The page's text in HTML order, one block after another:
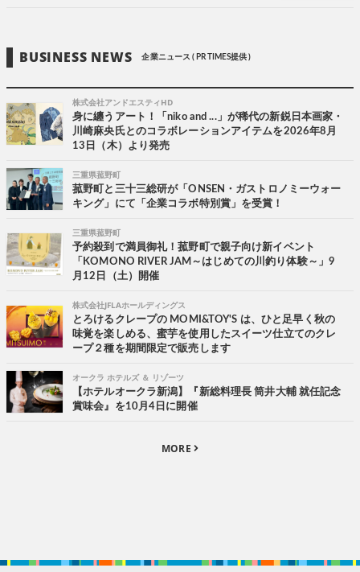
BUSINESS NEWS 企業ニュース ( PR TIMES提供 )
株式会社アンドエスティHD
身に纏うアート！「niko and ...」が稀代の新鋭日本画家・
川崎麻央氏とのコラボレーションアイテムを2026年8月
13日（木）より発売
三重県菰野町
菰野町と三十三総研が「ONSEN・ガストロノミーウォー
キング」にて「企業コラボ特別賞」を受賞！
三重県菰野町
予約殺到で満員御礼！菰野町で親子向け新イベント
「KOMONO RIVER JAM～はじめての川釣り体験～」9
月12日（土）開催
株式会社JFLAホールディングス
とろけるクレープの MOMI&TOY'S は、ひと足早く秋の
味覚を楽しめる、蜜芋を使用したスイーツ仕立てのクレ
ープ２種を期間限定で販売します
オークラ ホテルズ ＆ リゾーツ
【ホテルオークラ新潟】『新総料理長 筒井大輔 就任記念
賞味会』を10月4日に開催
MORE